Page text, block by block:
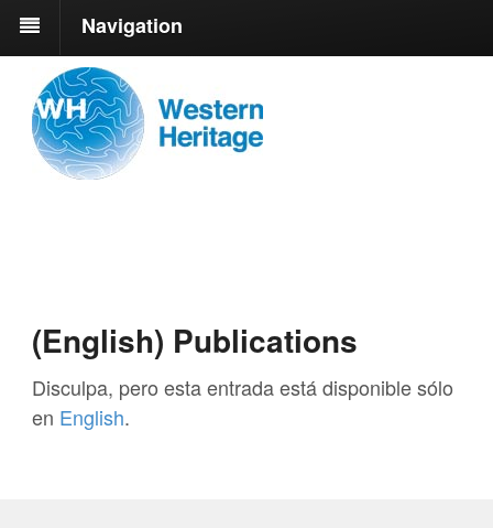
Navigation
(English) Publications
Disculpa, pero esta entrada está disponible sólo
en English.